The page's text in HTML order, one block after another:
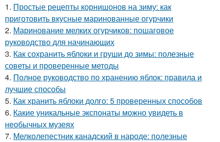
1. Простые рецепты корнишонов на зиму: как
приготовить вкусные маринованные огурчики
2. Маринование мелких огурчиков: пошаговое
руководство для начинающих
3. Как сохранить яблоки и груши до зимы: полезные
советы и проверенные методы
4. Полное руководство по хранению яблок: правила и
лучшие способы
5. Как хранить яблоки долго: 5 проверенных способов
6. Какие уникальные экспонаты можно увидеть в
необычных музеях
7. Мелколепестник канадский в народе: полезные